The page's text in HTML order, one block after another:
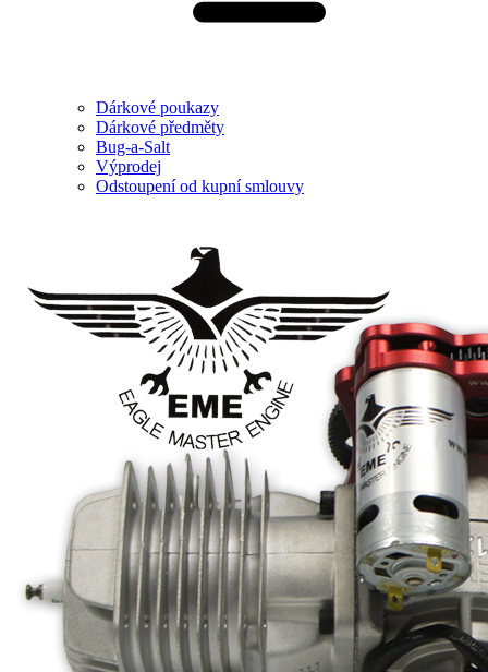
Dárkové poukazy
Dárkové předměty
Bug-a-Salt
Výprodej
Odstoupení od kupní smlouvy